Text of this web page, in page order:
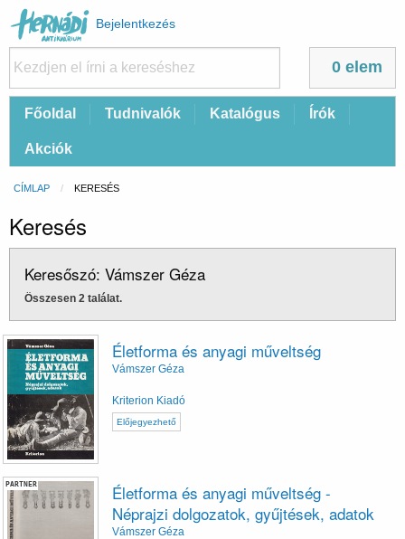
Felhasználói
fiók
menüje
Bejelentkezés
0 elem
FőFőoldal Tudnivalók Katalógus Írók
Akciók
Morzsa
CÍMLAP CURRENT:
KERESÉS
Keresés
Keresőszó: Vámszer Géza
Összesen 2 találat.
Életforma és anyagi műveltség
Vámszer Géza
Kriterion Kiadó
Előjegyezhető
PARTNER
Életforma és anyagi műveltség -
Néprajzi dolgozatok, gyűjtések, adatok
Vámszer Géza